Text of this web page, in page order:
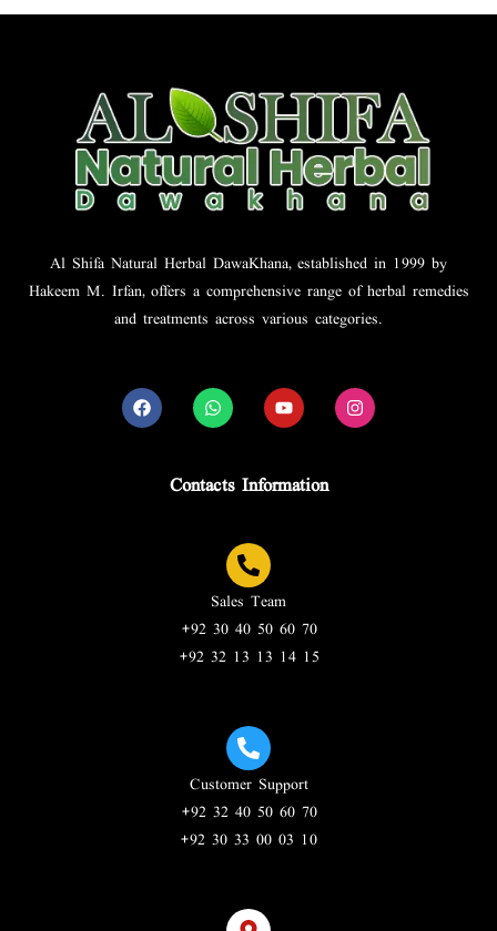
Al Shifa Natural Herbal DawaKhana, established in 1999 by
Hakeem M. Irfan, offers a comprehensive range of herbal remedies
and treatments across various categories.
Contacts Information
Sales Team
+92 30 40 50 60 70
+92 32 13 13 14 15
Customer Support
+92 32 40 50 60 70
+92 30 33 00 03 10